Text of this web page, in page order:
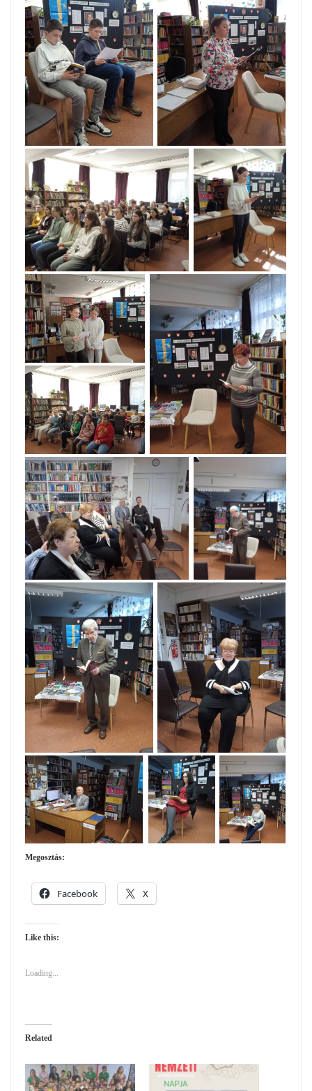
Megosztás:
Facebook X
Like this:
Loading...
Related